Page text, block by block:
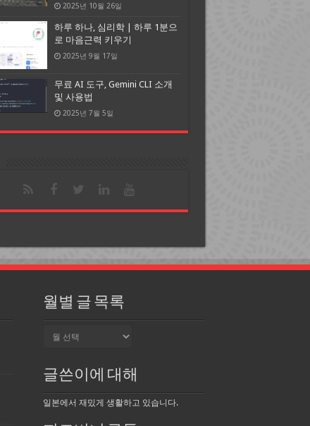
2025년 10월 26일
하루 하나, 심리학 | 하루 1분으
로 마음근력 키우기
2025년 9월 17일
무료 AI 도구, Gemini CLI 소개
및 사용법
2025년 7월 5일
월별 글 목록
목
록
글쓴이에 대해
일본에서 재밌게 생활하고 있습니다.